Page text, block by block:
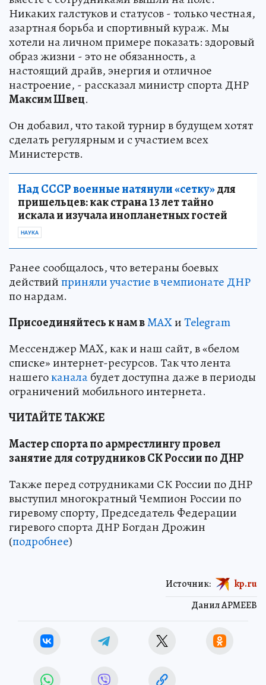
Никаких галстуков и статусов - только честная,
азартная борьба и спортивный кураж. Мы
хотели на личном примере показать: здоровый
образ жизни - это не обязанность, а
настоящий драйв, энергия и отличное
настроение, - рассказал министр спорта ДНР
Максим Швец.
Он добавил, что такой турнир в будущем хотят
сделать регулярным и с участием всех
Министерств.
Над СССР военные натянули «сетку»для
пришельцев: как страна 13 лет тайно
искала и изучала инопланетных гостей
НАУКА
Ранее сообщалось, что ветераны боевых
действийприняли участие в чемпионате ДНР
по нардам.
Присоединяйтесь к нам вMAXиTelegram
Мессенджер MAX, как и наш сайт, в «белом
списке» интернет-ресурсов. Так что лента
нашегоканалабудет доступна даже в периоды
ограничений мобильного интернета.
ЧИТАЙТЕ ТАКЖЕ
Мастер спорта по армрестлингу провел
занятие для сотрудников СК России по ДНР
Также перед сотрудниками СК России по ДНР
выступил многократный Чемпион России по
гиревому спорту, Председатель Федерации
гиревого спорта ДНР Богдан Дрожин
(подробнее)
Данил АРМЕЕВ
Источник: kp.ru